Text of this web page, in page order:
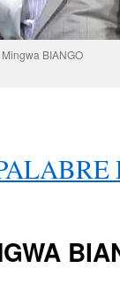
Mingwa BIANGO